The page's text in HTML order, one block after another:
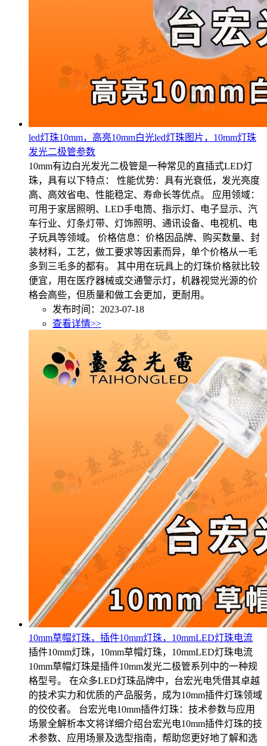
led灯珠10mm，高亮10mm白光led灯珠图片，10mm灯珠
发光二极管参数
10mm有边白光发光二极管是一种常见的直插式LED灯
珠，具有以下特点： 性能优势：具有光衰低，发光亮度
高、高效省电、性能稳定、寿命长等优点。 应用领域：
可用于家居照明、LED手电筒、指示灯、电子显示、汽
车行业、灯条灯带、灯饰照明、通讯设备、电视机、电
子玩具等领域。 价格信息：价格因品牌、购买数量、封
装材料，工艺，做工要求等因素而异，单个价格从一毛
多到三毛多的都有。 其中用在玩具上的灯珠价格就比较
便宜，用在医疗器械或交通警示灯，机器视觉光源的价
格会高些，但质量和做工会更加，更耐用。
发布时间：2023-07-18
查看详情>>
10mm草帽灯珠，插件10mm灯珠，10mmLED灯珠电流
插件10mm灯珠，10mm草帽灯珠，10mmLED灯珠电流
10mm草帽灯珠是插件10mm发光二极管系列中的一种规
格型号。 在众多LED灯珠品牌中，台宏光电凭借其卓越
的技术实力和优质的产品服务，成为10mm插件灯珠领域
的佼佼者。 台宏光电10mm插件灯珠：技术参数与应用
场景全解析本文将详细介绍台宏光电10mm插件灯珠的技
术参数、应用场景及选型指南，帮助您更好地了解和选